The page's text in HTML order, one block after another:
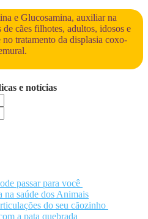
e Glucosamina, auxiliar na
cães filhotes, adultos, idosos e
tratamento da displasia coxo-
e notícias
passar para você
na saúde dos Animais
do seu cãozinho
a pata quebrada